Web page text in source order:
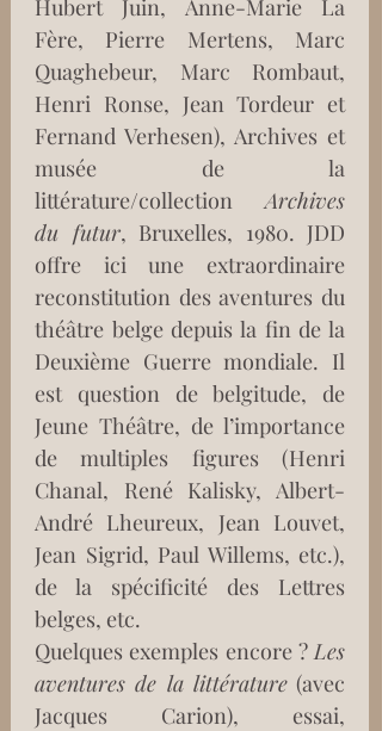
Hubert Juin, Anne-Marie La
Fère, Pierre Mertens, Marc
Quaghebeur, Marc Rombaut,
Henri Ronse, Jean Tordeur et
Fernand Verhesen), Archives et
musée de la
littérature/collection Archives
du futur, Bruxelles, 1980. JDD
offre ici une extraordinaire
reconstitution des aventures du
théâtre belge depuis la fin de la
Deuxième Guerre mondiale. Il
est question de belgitude, de
Jeune Théâtre, de l’importance
de multiples figures (Henri
Chanal, René Kalisky, Albert-
André Lheureux, Jean Louvet,
Jean Sigrid, Paul Willems, etc.),
de la spécificité des Lettres
belges, etc.
Quelques exemples encore ? Les
aventures de la littérature (avec
Jacques Carion), essai,